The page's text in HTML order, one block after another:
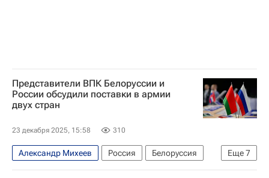
Представители ВПК Белоруссии и
России обсудили поставки в армии
двух стран
23 декабря 2025, 15:58 310
Еще7
Александр Михеев Россия
Белоруссия
Москва
Дмитрий Шугаев